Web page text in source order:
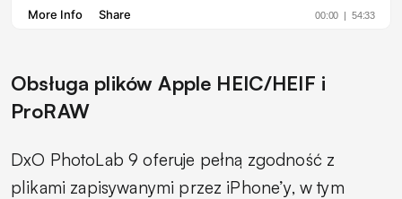
Obsługa plików Apple HEIC/HEIF i
ProRAW
DxO PhotoLab 9 oferuje pełną zgodność z
plikami zapisywanymi przez iPhone’y, w tym